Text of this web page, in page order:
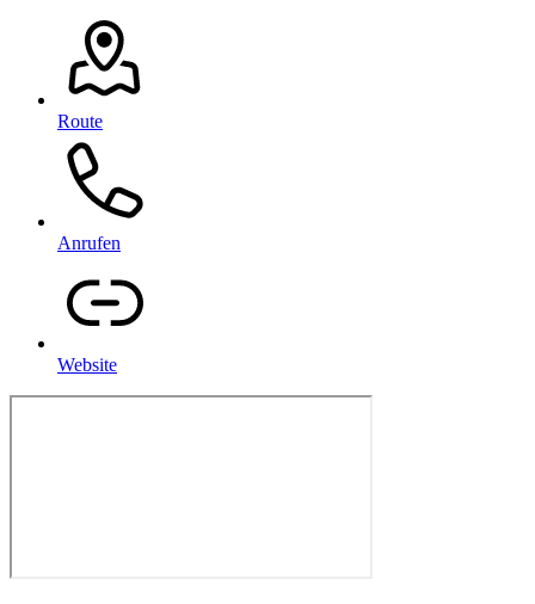
Route
Anrufen
Website